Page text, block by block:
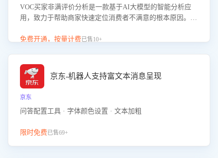
VOC买家非满评价分析是一款基于AI大模型的智能分析应
用，致力于帮助商家快速定位消费者不满意的根本原因。该
客服原因或其它部门原因，明确责任归属，提供可落地的改
改，有效提升客户满意度和店铺整体服务质量。
免费开通，按量计费已售10+
京东-机器人支持富文本消息呈现
京东
问答配置工具 · 字体颜色设置 · 文本加粗
限时免费已售69+